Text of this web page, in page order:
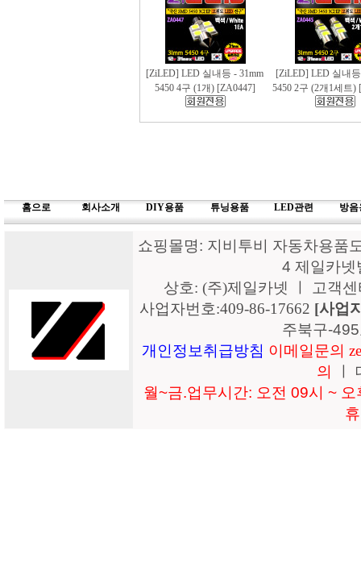
[ZiLED] LED 실내등 - 31mm
5450 4구 (1개) [ZA0447]
[ZiLED] LED 실내
5450 2구 (2개1세트)
홈으로 회사소개 DIY용품 튜닝용품 LED관련 방음
쇼핑몰명: 지비투비 자동차용품
4 제일카
상호: (주)제일카넷 ㅣ 고객
사업자번호:409-86-17662 [사업
주북구-
개인정보취급방침 이메일문의
의
월~금.업무시간: 오전 09시 ~